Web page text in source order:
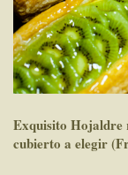
Exquisito Hojaldre
cubierto a elegir